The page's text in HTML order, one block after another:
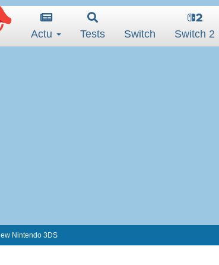
Actu Tests Switch Switch 2
Nintendo 3DS